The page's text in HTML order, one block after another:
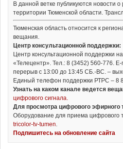
В данной ветке публикуются новости
территории Тюменской области.
Тюменская область относится к
вещания.
Центр консультационной поддержки:
Центр консультационной поддержки
«Телецентр». Тел.: 8 (3452) 560-776.
перерыв с 13:00 до 13:45 СБ.-ВС. –
Единый телефон поддержки РТРС – 8
Узнать на каком канале ведется
цифрового сигнала.
Для просмотра цифрового эфирного
Оборудование для приема цифрового
tricolor-tv-tumen.
Подпишитесь на обновление сайта